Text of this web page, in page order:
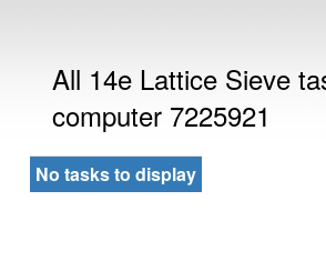
All 14e Lattice Sieve
computer 7225921
No tasks to display